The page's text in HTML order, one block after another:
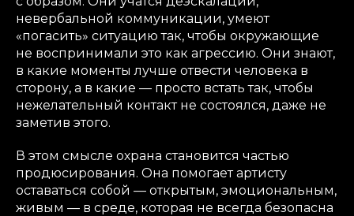
невербальной коммуникации, умеют
«погасить» ситуацию так, чтобы окружающие
не воспринимали это как агрессию. Они знают,
в какие моменты лучше отвести человека в
сторону, а в какие — просто встать так, чтобы
нежелательный контакт не состоялся, даже не
заметив этого.
В этом смысле охрана становится частью
продюсирования. Она помогает артисту
оставаться собой — открытым, эмоциональным,
живым — в среде, которая не всегда безопасна